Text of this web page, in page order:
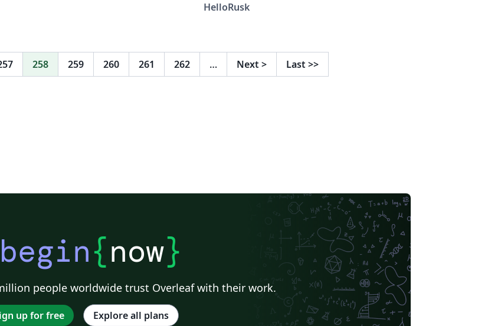
HelloRusk
258 259 260 261 262 … Next > Last >>
{now}
people worldwide trust Overleaf with their work.
up for free Explore all plans